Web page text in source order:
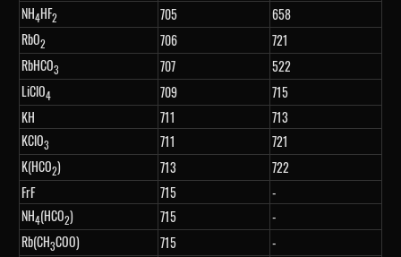
NH4HF2 705
658
RbO2 706
721
RbHCO3 707
522
LiClO4 709
715
KH
711
713
KClO3 711
721
K(HCO2) 713
722
FrF
715
-
NH4(HCO2) 715
-
Rb(CH3COO) 715
-